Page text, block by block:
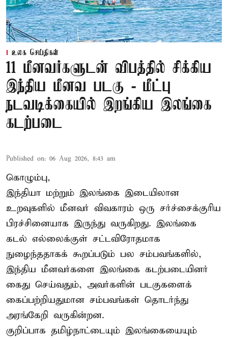
உலக செய்திகள்
11 மீனவர்களுடன் விபத்தில் சிக்கிய
இந்திய மீனவ படகு - மீட்பு
நடவடிக்கையில் இறங்கிய இலங்கை
கடற்படை
Published on: 06 Aug 2026, 8:43 am
கொழும்பு,
இந்தியா மற்றும் இலங்கை இடையிலான
உறவுகளில் மீனவர் விவகாரம் ஒரு சர்ச்சைக்குரிய
பிரச்சினையாக இருந்து வருகிறது. இலங்கை
கடல் எல்லைக்குள் சட்டவிரோதமாக
நுழைந்ததாகக் கூறப்படும் பல சம்பவங்களில்,
இந்திய மீனவர்களை இலங்கை கடற்படையினர்
கைது செய்வதும், அவர்களின் படகுகளைக்
கைப்பற்றியதுமான சம்பவங்கள் தொடர்ந்து
அரங்கேறி வருகின்றன.
குறிப்பாக தமிழ்நாட்டையும் இலங்கையையும்